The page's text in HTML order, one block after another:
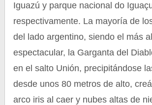
Iguazú y parque nacional do
respectivamente. La mayoría de
del lado argentino, siendo el más
espectacular, la Garganta del
en el salto Unión, precipitándose
desde unos 80 metros de alto,
arco iris al caer y nubes altas de